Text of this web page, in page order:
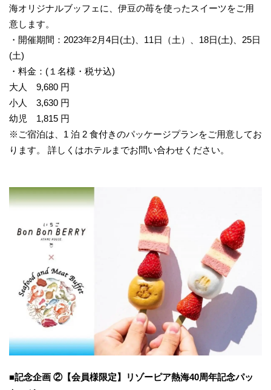
海オリジナルブッフェに、伊豆の苺を使ったスイーツをご用
意します。
・開催期間：2023年2月4日(土)、11日（土）、18日(土)、25日
(土)
・料金：(１名様・税サ込)
大人 9,680 円
小人 3,630 円
幼児 1,815 円
※ご宿泊は、1 泊 2 食付きのパッケージプランをご用意してお
ります。 詳しくはホテルまでお問い合わせください。
■記念企画 ②【会員様限定】
リゾーピア熱海40周年記念パッ